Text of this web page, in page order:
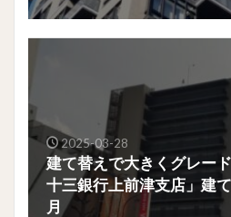
2025-03-28
建て替えで大きくグレー
十三銀行上前津支店」建
月